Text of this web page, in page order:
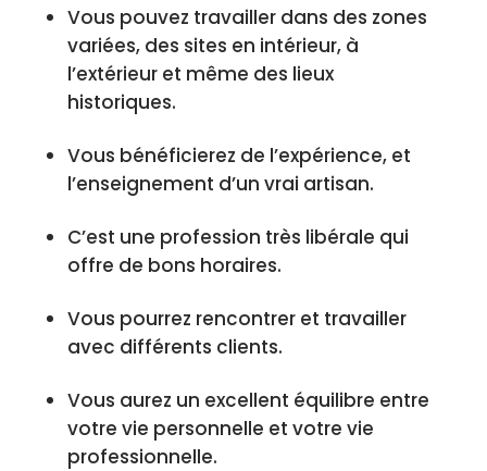
Vous pouvez travailler dans des zones
variées, des sites en intérieur, à
l’extérieur et même des lieux
historiques.
Vous bénéficierez de l’expérience, et
l’enseignement d’un vrai artisan.
C’est une profession très libérale qui
offre de bons horaires.
Vous pourrez rencontrer et travailler
avec différents clients.
Vous aurez un excellent équilibre entre
votre vie personnelle et votre vie
professionnelle.